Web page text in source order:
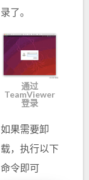
录了。
通过
TeamViewer
登录
如果需要卸
载，执行以下
命令即可